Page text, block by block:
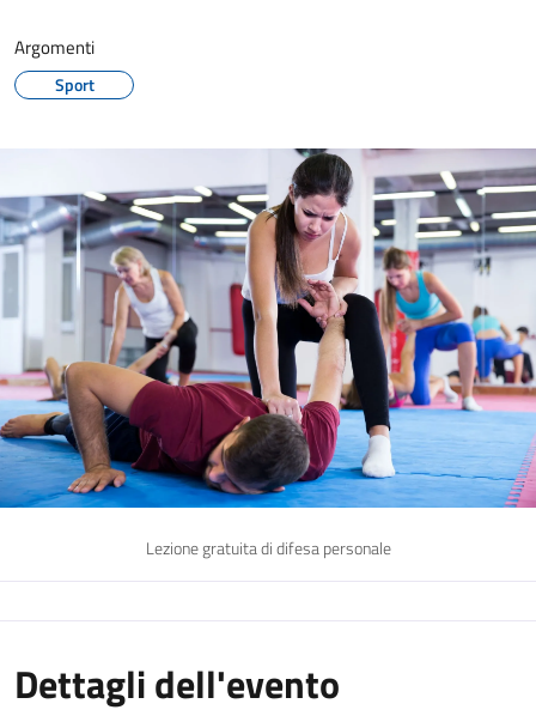
Argomenti
Sport
Lezione gratuita di difesa personale
Dettagli dell'evento